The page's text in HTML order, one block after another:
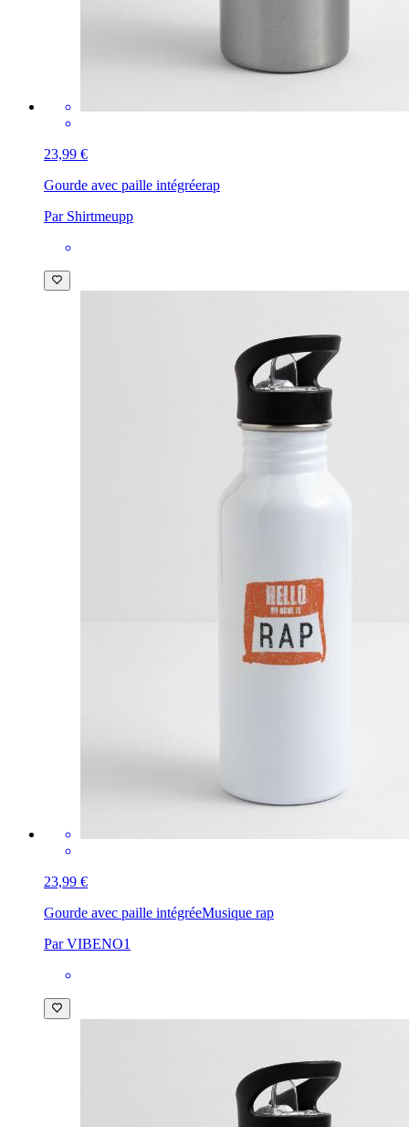
23,99 €
Gourde avec paille intégréerap
Par Shirtmeupp
23,99 €
Gourde avec paille intégréeMusique rap
Par VIBENO1